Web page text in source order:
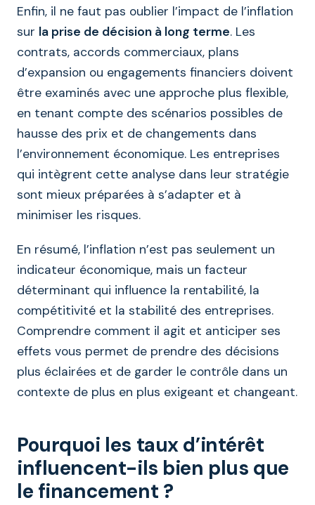
Enfin, il ne faut pas oublier l’impact de l’inflation
sur la prise de décision à long terme. Les
contrats, accords commerciaux, plans
d’expansion ou engagements financiers doivent
être examinés avec une approche plus flexible,
en tenant compte des scénarios possibles de
hausse des prix et de changements dans
l’environnement économique. Les entreprises
qui intègrent cette analyse dans leur stratégie
sont mieux préparées à s’adapter et à
minimiser les risques.
En résumé, l’inflation n’est pas seulement un
indicateur économique, mais un facteur
déterminant qui influence la rentabilité, la
compétitivité et la stabilité des entreprises.
Comprendre comment il agit et anticiper ses
effets vous permet de prendre des décisions
plus éclairées et de garder le contrôle dans un
contexte de plus en plus exigeant et changeant.
Pourquoi les taux d’intérêt
influencent-ils bien plus que
le financement ?